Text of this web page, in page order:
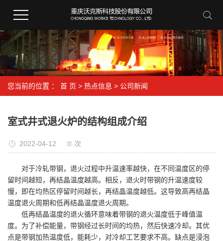
您当前的位置 ： 首 页 > 热点信息 > 公司新闻
室式井式退火炉的结构组成介绍
2022-04-12 次
对于冷轧带钢，退火过程中升温速率越快，在不同温度区的停
留时间越短，再结晶温度越高。相反，退火时带钢的升温速度较
慢，即在均热区停留时间越长，再结晶温度越低。这导致高再结晶
温度退火周期和低再结晶温度退火周期。
低再结晶温度的退火循环意味着带钢的退火温度低于峰值温
度。为了补偿能量，带钢经过长时间的均热，然后快速冷却。其优
点是带钢加热温度低，能耗少，对冷却工艺要求不高。缺点是浸泡